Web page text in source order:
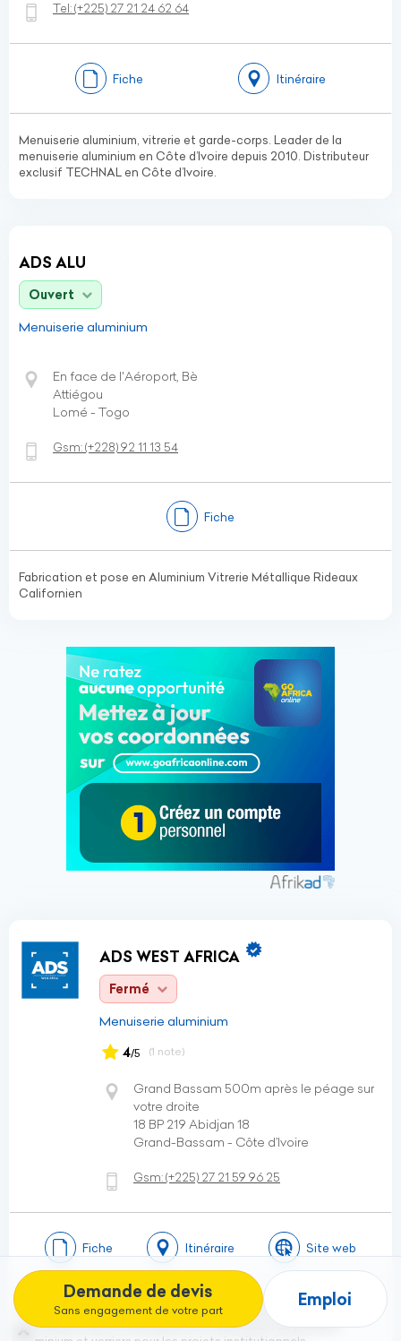
Demande de devis
Sans engagement de votre part
Emploi
Tel:(+225) 27 21 24 62 64
Fiche Itinéraire
Menuiserie aluminium, vitrerie et garde-corps. Leader de la
menuiserie aluminium en Côte d’Ivoire depuis 2010. Distributeur
exclusif TECHNAL en Côte d’Ivoire.
ADS ALU
Ouvert
Menuiserie aluminium
En face de l'Aéroport, Bè
Attiégou
Lomé - Togo
Gsm:(+228)92 11 13 54
Fiche
Fabrication et pose en Aluminium Vitrerie Métallique Rideaux
Californien
ADS WEST AFRICA
Fermé
Menuiserie aluminium
4/5 (1 note)
Grand Bassam 500m après le péage sur
votre droite
18 BP 219 Abidjan 18
Grand-Bassam - Côte d’Ivoire
Gsm:(+225) 27 21 59 96 25
Fiche Itinéraire Site web
Fondée en 2010, ADS est une entreprise Franco-Ivoirienne
spécialisée dans la distribution et fabrication de produits